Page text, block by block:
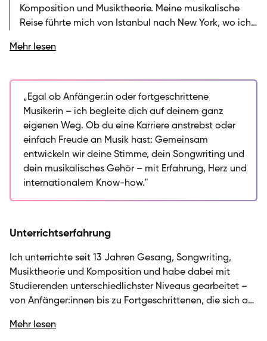
Komposition und Musiktheorie. Meine musikalische
Reise führte mich von Istanbul nach New York, wo ich
erwarb und seitdem weltweit auf Bühnen und in
Musikschule und bringe meine Leidenschaft für Jazz,
Pop und andere Stile in jeden Unterricht ein. Mein
Ansatz verbindet solide Technik mit kreativem
Ausdruck: Ob du deine Stimme entwickeln, eigene
Songs schreiben oder Musiktheorie und Gehörbildung
vertiefen möchtest – ich gestalte den Unterricht so,
dass du deine musikalischen Ziele erreichst und dabei
Freude am Lernen hast. Ich habe mit Anfängern und
Improvisation ausbauen oder deine eigene
künstlerische Stimme finden willst – ich begleite dich
strukturiert und motivierend auf deinem individuellen
Weg.
Mehr lesen
„Egal ob Anfänger:in oder fortgeschrittene
Musikerin – ich begleite dich auf deinem ganz
eigenen Weg. Ob du eine Karriere anstrebst oder
einfach Freude an Musik hast: Gemeinsam
entwickeln wir deine Stimme, dein Songwriting und
dein musikalisches Gehör – mit Erfahrung, Herz und
internationalem Know-how."
Unterrichtserfahrung
Ich unterrichte seit 13 Jahren Gesang, Songwriting,
Musiktheorie und Komposition und habe dabei mit
Studierenden unterschiedlichster Niveaus gearbeitet –
von Anfänger:innen bis zu Fortgeschrittenen, die sich auf
meiner Schüler:innen haben erfolgreich
Mehr lesen